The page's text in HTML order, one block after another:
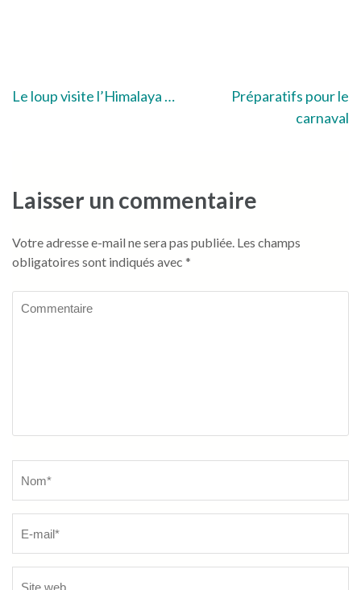
Navigation
Le loup visite l’Himalaya …
Préparatifs pour le
carnaval
Laisser un commentaire
Votre adresse e-mail ne sera pas publiée. Les champs
obligatoires sont indiqués avec *